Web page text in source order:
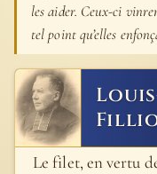
les aider. Ceux-ci
tel point qu’elles
Le filet, en vertu